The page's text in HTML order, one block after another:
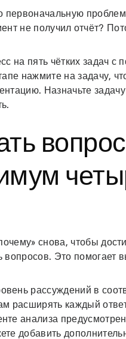
первоначальную
не получил отчёт?
на пять чётких задач с
нажмите на задачу,
Назначьте
вопрос
снова, чтобы
вопросов. Это помогает
рассуждений в
расширять каждый
анализа
добавить